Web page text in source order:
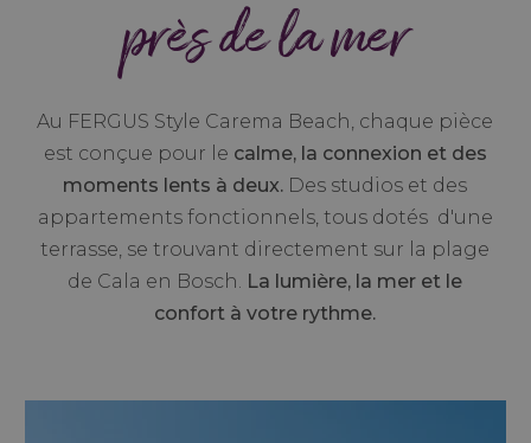
près de la mer
Au FERGUS Style Carema Beach, chaque pièce
est conçue pour le calme, la connexion et des
moments lents à deux. Des studios et des
appartements fonctionnels, tous dotés d'une
terrasse, se trouvant directement sur la plage
de Cala en Bosch. La lumière, la mer et le
confort à votre rythme.